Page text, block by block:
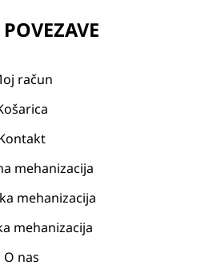
račun
mehanizacija
mehanizacija
mehanizacija
O nas